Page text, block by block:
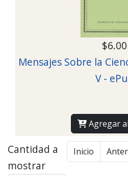
$6.00
Mensajes Sobre la
V -
Agregar
Cantidad a
mostrar
Inicio